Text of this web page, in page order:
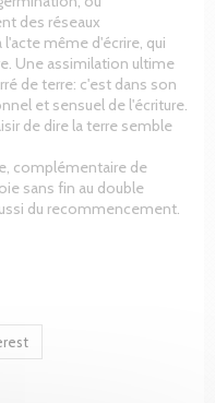
des réseaux
même d'écrire, qui
Une assimilation ultime
de terre: c'est dans son
et sensuel de l'écriture.
de dire la terre semble
complémentaire de
sans fin au double
du recommencement.